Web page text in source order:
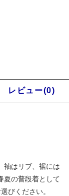
レビュー(0)
袖はリブ、裾には
夏の普段着として
びください。